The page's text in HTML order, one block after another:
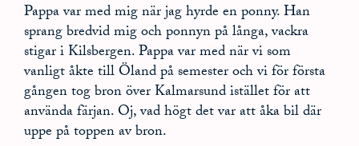
Pappa var med mig när jag hyrde en ponny. Han
sprang bredvid mig och ponnyn på långa, vackra
stigar i Kilsbergen. Pappa var med när vi som
vanligt åkte till Öland på semester och vi för första
gången tog bron över Kalmarsund istället för att
använda färjan. Oj, vad högt det var att åka bil där
uppe på toppen av bron.